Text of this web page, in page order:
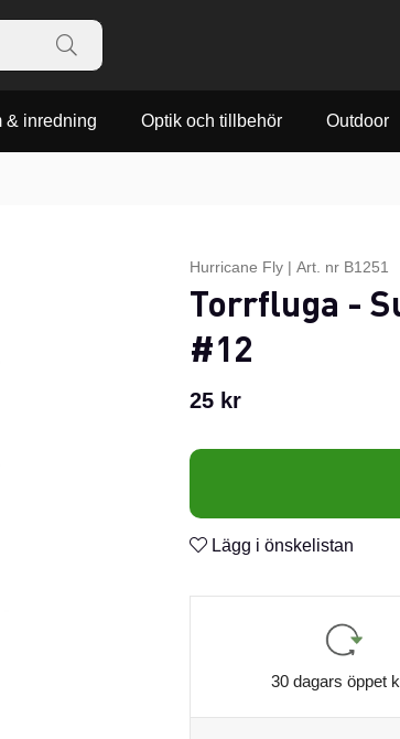
& inredning Optik och tillbehör Outdoor
Hurricane Fly | Art. nr B1251
Torrfluga -
#12
25 kr
Lägg i önskelistan
30 dagars öppet